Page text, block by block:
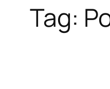
Tag: